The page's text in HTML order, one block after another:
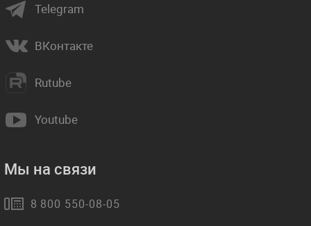
Telegram
ВКонтакте
Rutube
Youtube
Мы на связи
8 800 550-08-05